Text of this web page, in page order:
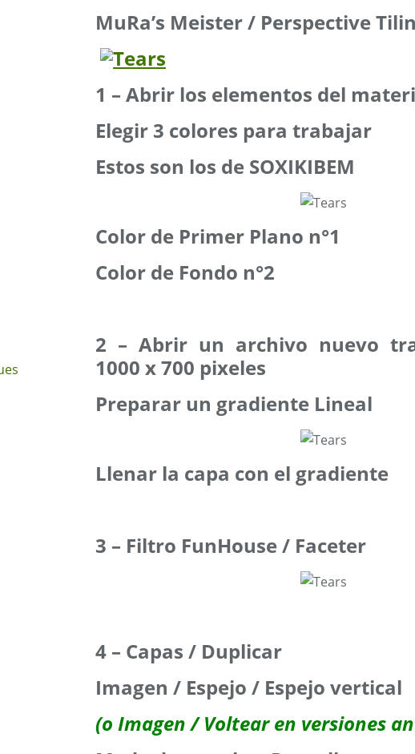
MuRa’s Meister / Perspective
1 – Abrir los elementos del
Elegir 3 colores para trabajar
Estos son los de SOXIKIBEM
Color de Primer Plano n°1
Color de Fondo n°2
2 – Abrir un archivo nuevo
1000 x 700 pixeles
Preparar un gradiente Lineal
Llenar la capa con el gradiente
3 – Filtro FunHouse / Faceter
4 – Capas / Duplicar
Imagen / Espejo / Espejo vertical
(o Imagen / Voltear en versiones